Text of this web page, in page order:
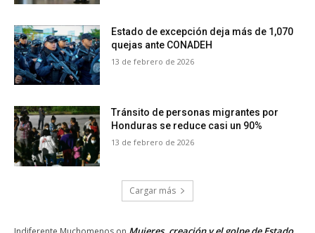
Estado de excepción deja más de 1,070
quejas ante CONADEH
13 de febrero de 2026
Tránsito de personas migrantes por
Honduras se reduce casi un 90%
13 de febrero de 2026
Cargar más